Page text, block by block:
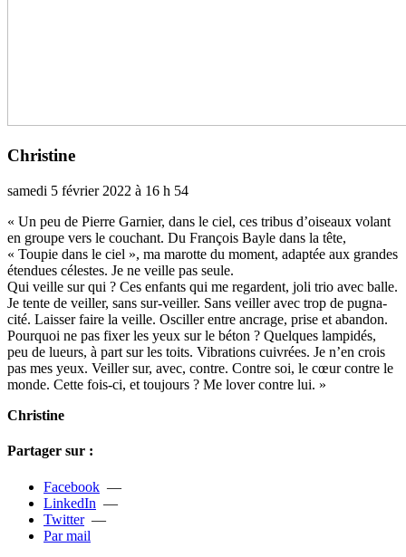
Christine
samedi 5 février 2022 à 16 h 54
« Un peu de Pierre Garnier, dans le ciel, ces tribus d’oiseaux volant
en groupe vers le cou­chant. Du François Bayle dans la tête,
« Toupie dans le ciel », ma marotte du moment, adap­tée aux gran­des
étendues céles­tes. Je ne veille pas seule.
Qui veille sur qui ? Ces enfants qui me regar­dent, joli trio avec balle.
Je tente de veiller, sans sur-veiller. Sans veiller avec trop de pug­na­
cité. Laisser faire la veille. Osciller entre ancrage, prise et aban­don.
Pourquoi ne pas fixer les yeux sur le béton ? Quelques lam­pi­dés,
peu de lueurs, à part sur les toits. Vibrations cui­vrées. Je n’en crois
pas mes yeux. Veiller sur, avec, contre. Contre soi, le cœur contre le
monde. Cette fois-ci, et tou­jours ? Me lover contre lui. »
Christine
Partager sur :
Facebook —
LinkedIn —
Twitter—
Par mail